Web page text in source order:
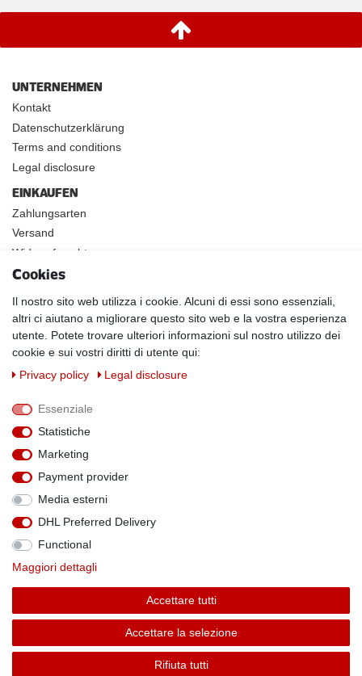
UNTERNEHMEN
Kontakt
Datenschutzerklärung
Terms and conditions
Legal disclosure
EINKAUFEN
Zahlungsarten
Versand
Widerrufsrecht
INFOS
Kundenanwendungen
Physikalische Eigenschaften
Magnetismus von A-Z
Magnetmaterialien
Downloads
Handelspartner werden
Facebook
* Alle Preise verstehen sich inkl. MwSt. zzgl. Versandkosten. Alle Angebote sind
freibleibend zzgl. Versandkosten und bei Nachnahme Übermittlungsentgelt. Irrtümer,
Druckfehler und Preisänderungen vorbehalten.
Copyright 2022 | Alle Rechte vorbehalten.
Cookies
Il nostro sito web utilizza i cookie. Alcuni di essi sono essenziali,
altri ci aiutano a migliorare questo sito web e la vostra esperienza
utente. Potete trovare ulteriori informazioni sul nostro utilizzo dei
cookie e sui vostri diritti di utente qui:
Privacy policy
Legal disclosure
Essenziale
Statistiche
Marketing
Payment provider
Media esterni
DHL Preferred Delivery
Functional
Maggiori dettagli
Accettare tutti
Accettare la selezione
Rifiuta tutti